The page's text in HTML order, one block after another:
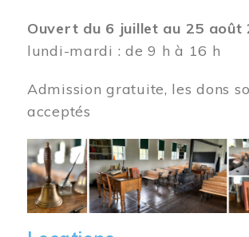
Ouvert du 6 juillet au 25 août
lundi-mardi : de 9 h à 16 h
Admission gratuite, les dons
acceptés
Image